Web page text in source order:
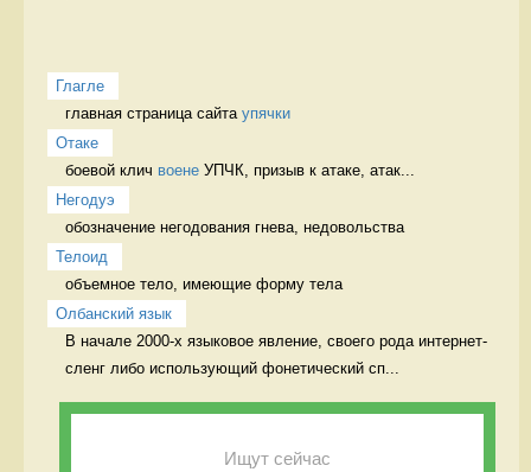
Глагле
главная страница сайта упячки
Отаке
боевой клич воене УПЧК, призыв к атаке, атак...
Негодуэ
обозначение негодования гнева, недовольства
Телоид
объемное тело, имеющие форму тела
Олбанский язык
В начале 2000-х языковое явление, своего рода интернет-
сленг либо использующий фонетический сп...
Ищут сейчас